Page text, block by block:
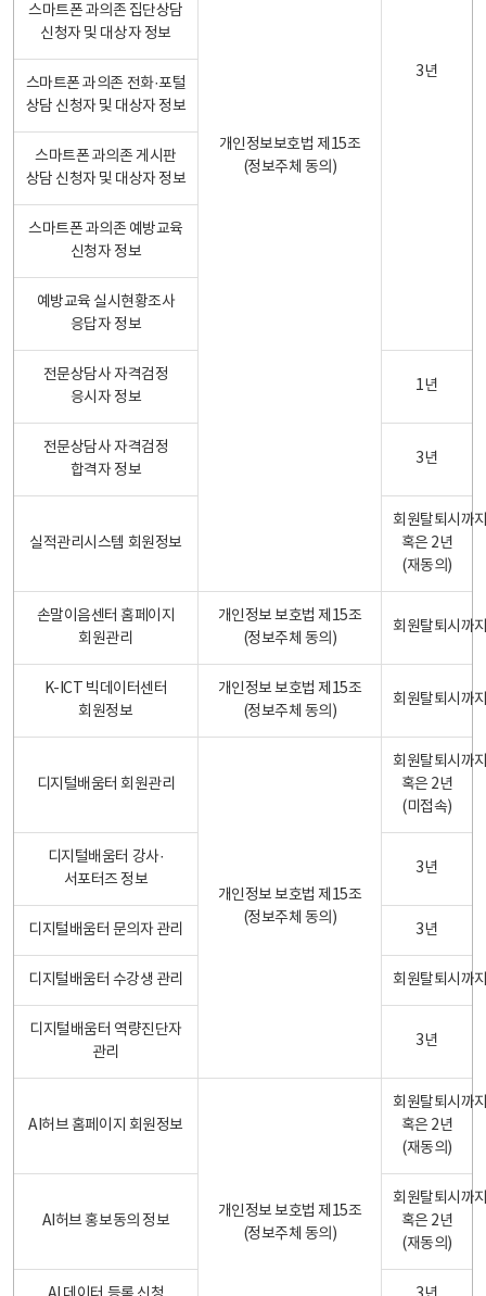
개인정보보호법 제15조
(정보주체 동의)
3년
스마트폰 과의존 집단상담
신청자 및 대상자 정보
스마트폰 과의존 전화·포털
상담 신청자 및 대상자 정보
스마트폰 과의존 게시판
상담 신청자 및 대상자 정보
스마트폰 과의존 예방교육
신청자 정보
예방교육 실시현황조사
응답자 정보
전문상담사 자격검정
응시자 정보
1년
전문상담사 자격검정
합격자 정보
3년
실적관리시스템 회원정보
회원탈퇴시까
혹은 2년
(재동의)
손말이음센터 홈페이지
회원관리
개인정보 보호법 제15조
(정보주체 동의)
회원탈퇴시까
K-ICT 빅데이터센터
회원정보
개인정보 보호법 제15조
(정보주체 동의)
회원탈퇴시까
디지털배움터 회원관리
개인정보 보호법 제15조
(정보주체 동의)
회원탈퇴시까
혹은 2년
(미접속)
디지털배움터 강사·
서포터즈 정보
3년
디지털배움터 문의자 관리 3년
디지털배움터 수강생 관리 회원탈퇴시까
디지털배움터 역량진단자
관리
3년
AI허브 홈페이지 회원정보
개인정보 보호법 제15조
(정보주체 동의)
회원탈퇴시까
혹은 2년
(재동의)
AI허브 홍보동의 정보
회원탈퇴시까
혹은 2년
(재동의)